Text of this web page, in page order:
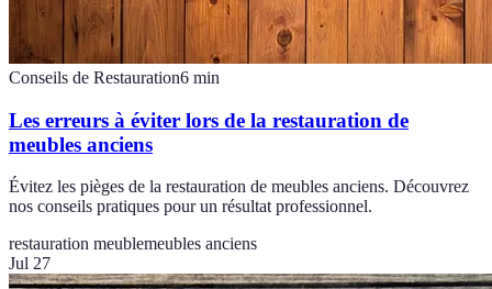
Conseils de Restauration6 min
Les erreurs à éviter lors de la restauration de
meubles anciens
Évitez les pièges de la restauration de meubles anciens. Découvrez
nos conseils pratiques pour un résultat professionnel.
restauration meublemeubles anciens
Jul 27